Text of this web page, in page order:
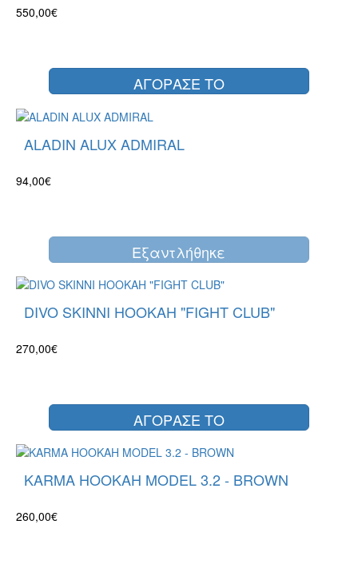
550,00€
ΑΓΟΡΑΣΕ ΤΟ
ALADIN ALUX ADMIRAL
94,00€
Eξαντλήθηκε
DIVO SKINNI HOOKAH "FIGHT CLUB"
270,00€
ΑΓΟΡΑΣΕ ΤΟ
KARMA HOOKAH MODEL 3.2 - BROWN
260,00€